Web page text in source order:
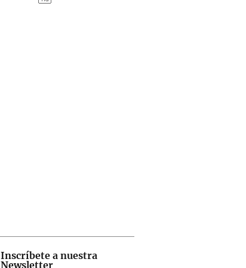
Inscríbete a nuestra
Newsletter